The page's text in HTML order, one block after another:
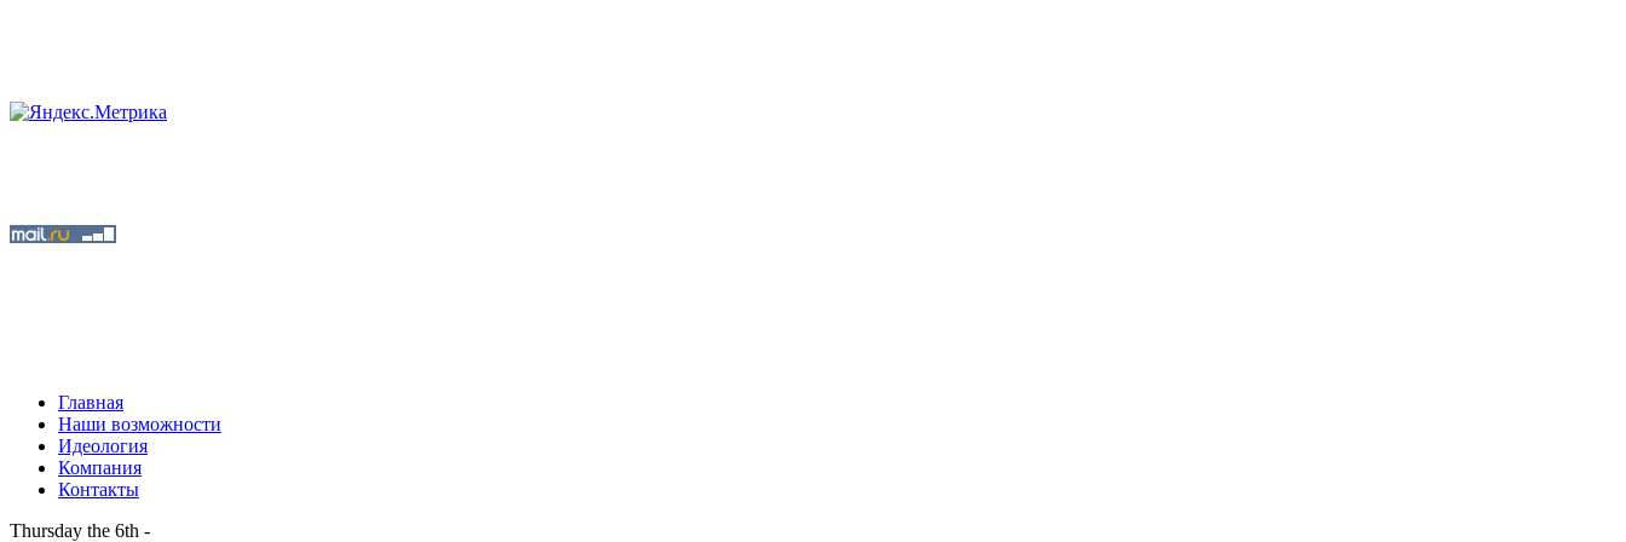
Главная
Наши возможности
Идеология
Компания
Контакты
Thursday the 6th -